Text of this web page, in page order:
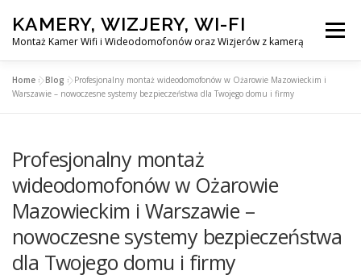
content
KAMERY, WIZJERY, WI-FI
Montaż Kamer Wifi i Wideodomofonów oraz Wizjerów z kamerą
Menu
GŁÓWNA MONTAŻ KAMER WIFI W WARSZAWA
MONTAŻ WIDEDOMOFONÓW
MONTAŻU WIZJERÓW Z KAMERĄ BLOG
KONTAKT
EN
Home »Blog »Profesjonalny montaż wideodomofonów w Ożarowie Mazowieckim i
Warszawie – nowoczesne systemy bezpieczeństwa dla Twojego domu i firmy
Profesjonalny montaż
wideodomofonów w Ożarowie
Mazowieckim i Warszawie –
nowoczesne systemy bezpieczeństwa
dla Twojego domu i firmy